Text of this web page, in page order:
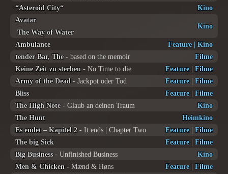
“Asteroid City“
Kino
Avatar
The Way of Water
Kino
Ambulance Feature| Kino
tender Bar, The- based on the memoir
Filme
Keine Zeit zu sterben - No Time to die Feature| Filme
Army of the Dead - Jackpot oder Tod Feature| Filme
Bliss
Feature| Filme
The High Note- Glaub an deinen Traum
Kino
The Hunt
Heimkino
Es endet – Kapitel 2 - It ends | Chapter Two Feature| Filme
The big Sick
Feature| Filme
Big Business- Unfinished Business
Kino
Men & Chicken - Mænd & Høns Feature| Filme